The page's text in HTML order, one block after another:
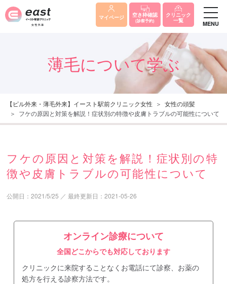
マイページ 空き枠確認
(診察予約)
クリニック
一覧 MENU
薄毛について学ぶ
【ピル外来・薄毛外来】イースト駅前クリニック女性
女性の頭髪
フケの原因と対策を解説！症状別の特徴や皮膚トラブルの可能性について
フケの原因と対策を解説！症状別の特
徴や皮膚トラブルの可能性について
公開日：2021/5/25 ／最終更新日：2021-05-26
オンライン診療について
全国どこからでも対応しております
クリニックに来院することなくお電話にて診察、お薬の
処方を行える診察方法です。